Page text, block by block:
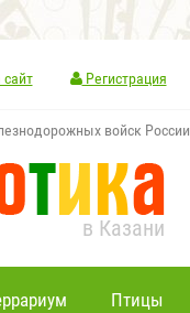
Регистрация
войск России
в Казани
Птицы